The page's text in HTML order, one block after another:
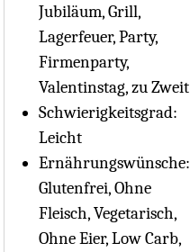
Jubiläum, Grill,
Lagerfeuer, Party,
Firmenparty,
Valentinstag, zu Zweit
Schwierigkeitsgrad:
Leicht
Ernährungswünsche:
Glutenfrei, Ohne
Fleisch, Vegetarisch,
Ohne Eier, Low Carb,